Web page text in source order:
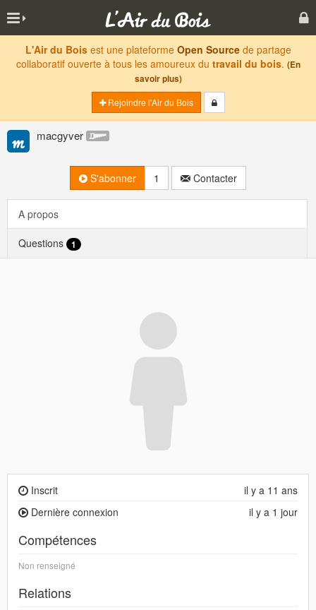
L'Air du Boisest une plateforme Open Sourcede partage
collaboratif ouverte à tous les amoureux du travail du bois. (En
savoir plus)
Rejoindre l'Air du Bois
macgyver
S'abonner 1 Contacter
A propos
Questions 1
il y a 11 ans
Inscrit
il y a 1 jour
Dernière connexion
Compétences
Non renseigné
Relations